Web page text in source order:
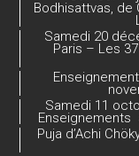
Bodhisattvas, de
Samedi 20
Paris – Les
Samedi 11
Enseignements
Puja d’Achi